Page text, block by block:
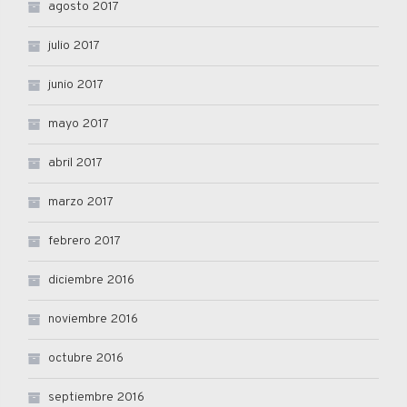
agosto 2017
julio 2017
junio 2017
mayo 2017
abril 2017
marzo 2017
febrero 2017
diciembre 2016
noviembre 2016
octubre 2016
septiembre 2016